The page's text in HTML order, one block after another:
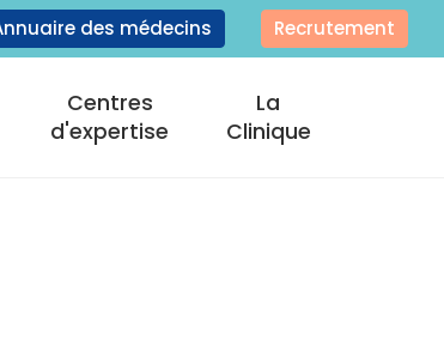
des médecins Recrutement
Centres
d'expertise
La
Clinique